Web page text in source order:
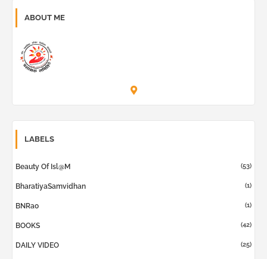
ABOUT ME
LABELS
Beauty Of Isl@m (53)
BharatiyaSamvidhan (1)
BNRao (1)
BOOKS (42)
DAILY VIDEO (25)